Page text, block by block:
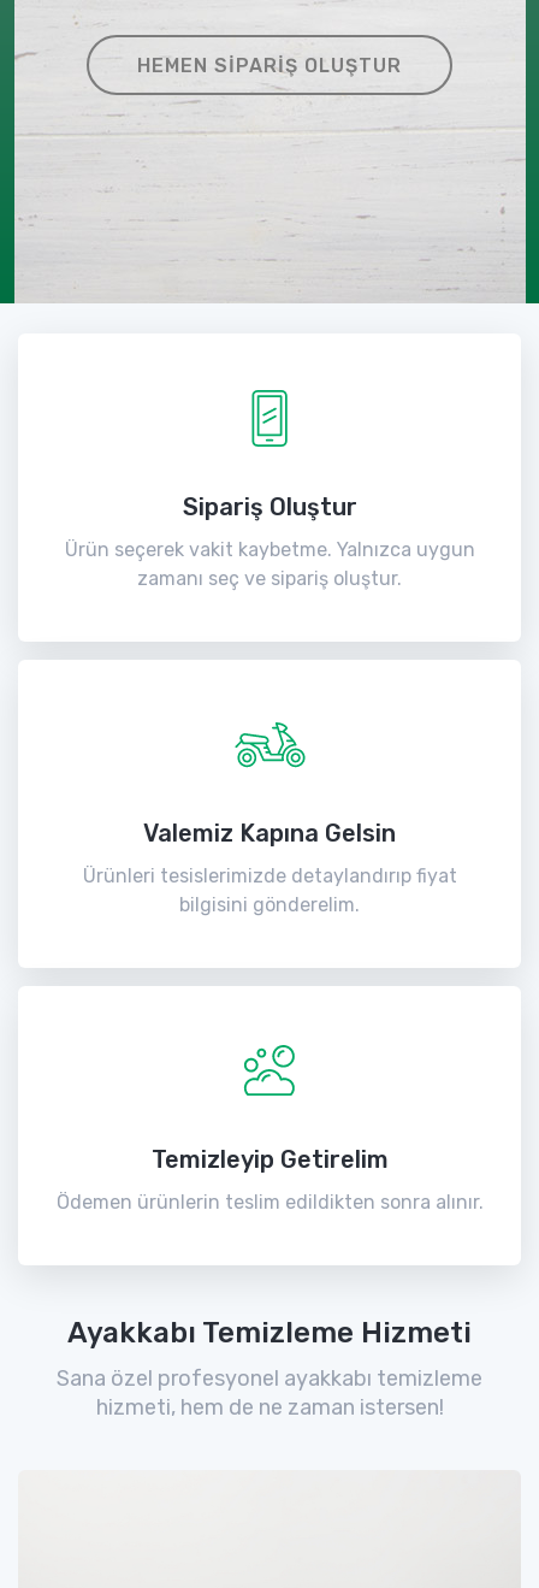
HEMEN SIPARIŞ OLUŞTUR
Sipariş Oluştur
Ürün seçerek vakit kaybetme. Yalnızca uygun
zamanı seç ve sipariş oluştur.
Valemiz Kapına Gelsin
Ürünleri tesislerimizde detaylandırıp fiyat
bilgisini gönderelim.
Temizleyip Getirelim
Ödemen ürünlerin teslim edildikten sonra alınır.
Ayakkabı Temizleme Hizmeti
Sana özel profesyonel ayakkabı temizleme
hizmeti, hem de ne zaman istersen!